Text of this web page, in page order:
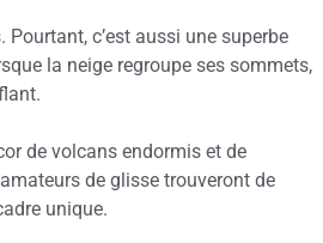
c’est aussi une superbe
la neige regroupe ses sommets,
de volcans endormis et de
de glisse trouveront de
unique.